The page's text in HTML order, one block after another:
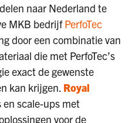
naar Nederland te
MKB bedrijfPerfoTec
door een combinatie van
die met PerfoTec’s
exact de gewenste
kan krijgen. Royal
scale-ups met
voor de